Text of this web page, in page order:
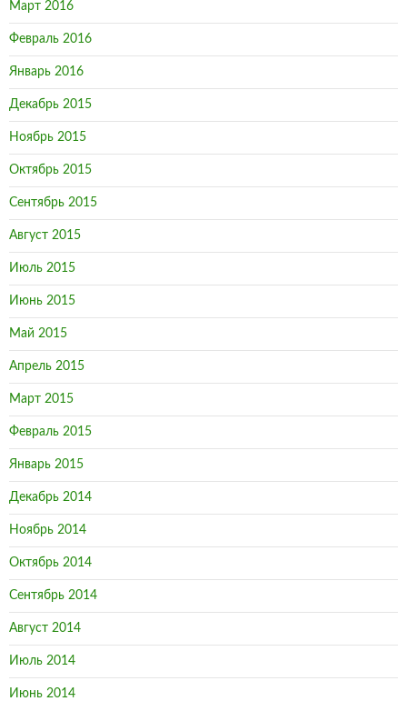
Март 2016
Февраль 2016
Январь 2016
Декабрь 2015
Ноябрь 2015
Октябрь 2015
Сентябрь 2015
Август 2015
Июль 2015
Июнь 2015
Май 2015
Апрель 2015
Март 2015
Февраль 2015
Январь 2015
Декабрь 2014
Ноябрь 2014
Октябрь 2014
Сентябрь 2014
Август 2014
Июль 2014
Июнь 2014